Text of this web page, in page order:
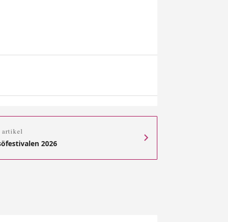
artikel
2026